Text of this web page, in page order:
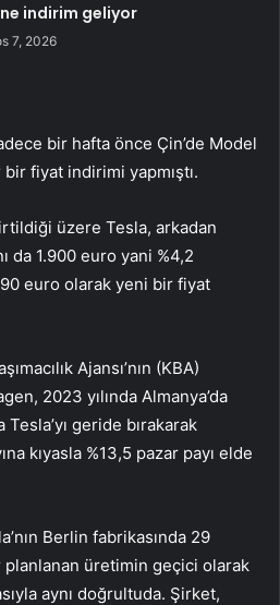
indirim geliyor
7, 2026
bir hafta önce Çin’de Model
fiyat indirimi yapmıştı.
üzere Tesla, arkadan
da 1.900 euro yani %4,2
euro olarak yeni bir fiyat
Ajansı’nın (KBA)
2023 yılında Almanya’da
geride bırakarak
kıyasla %13,5 pazar payı elde
Berlin fabrikasında 29
planlanan üretimin geçici olarak
aynı doğrultuda. Şirket,